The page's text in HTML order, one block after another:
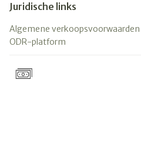
Juridische links
Algemene verkoopsvoorwaarden
ODR-platform